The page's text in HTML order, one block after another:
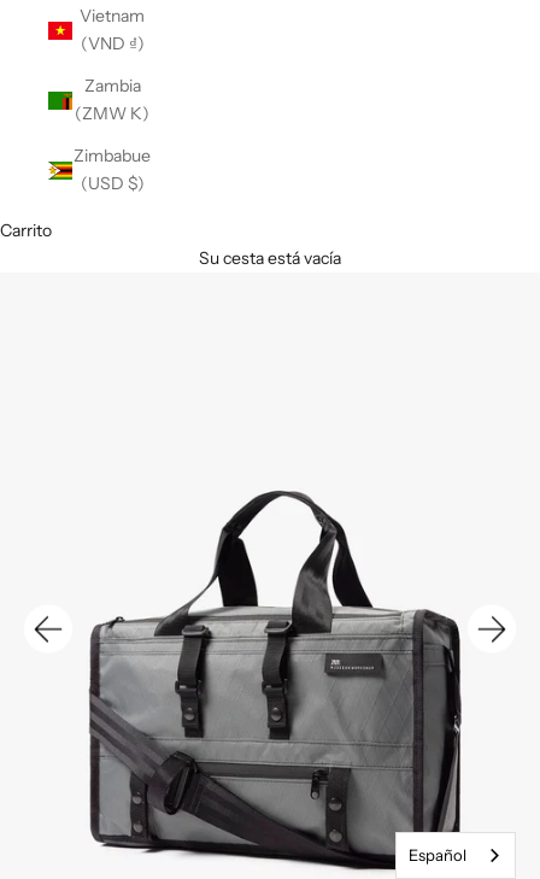
Vietnam
(VND ₫)
Zambia
(ZMW K)
Zimbabue
(USD $)
Carrito
Su cesta está vacía
Español